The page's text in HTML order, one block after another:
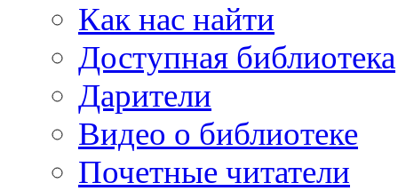
Как нас найти
Доступная библиотека
Дарители
Видео о библиотеке
Почетные читатели